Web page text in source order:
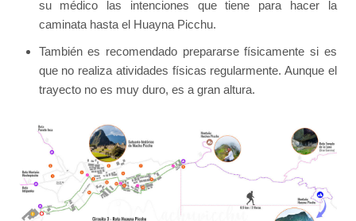
su médico las intenciones que tiene para hacer la
caminata hasta el Huayna Picchu.
También es recomendado prepararse físicamente si es
que no realiza atividades físicas regularmente. Aunque el
trayecto no es muy duro, es a gran altura.